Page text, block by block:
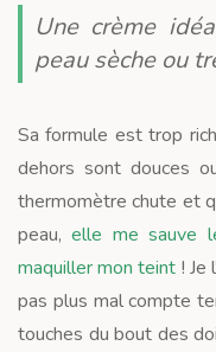
Une crème
peau sèche ou
Sa formule est trop
dehors sont douces
thermomètre chute et
peau,elle me sauve
maquiller mon teint ! Je
pas plus mal compte
touches du bout des